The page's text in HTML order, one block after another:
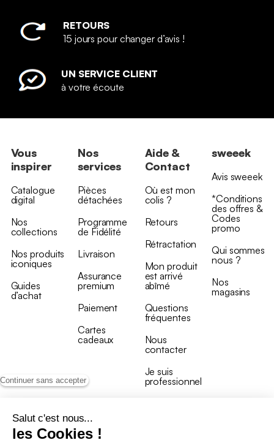
Continuer sans accepter
Salut c'est nous...
les Cookies !
RETOURS
15 jours pour changer d’avis !
UN SERVICE CLIENT
à votre écoute
Vous
inspirer
Catalogue
digital
Nos
collections
Nos produits
iconiques
Guides
d’achat
Nos
services
Pièces
détachées
Programme
de Fidélité
Livraison
Assurance
premium
Paiement
Cartes
cadeaux
Aide &
Contact
Où est mon
colis ?
Retours
Rétractation
Mon produit
est arrivé
abîmé
Questions
fréquentes
Nous
contacter
Je suis
professionnel
sweeek
Avis sweeek
*Conditions
des offres &
Codes
promo
Qui sommes
nous ?
Nos
magasins